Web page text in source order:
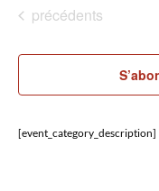
Évènements
précédents
[event_category_description]